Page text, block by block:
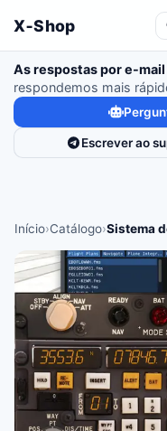
X‑Shop
As respostas por e-
respondemos mais
Escrever ao
Início›Catálogo›Sistema